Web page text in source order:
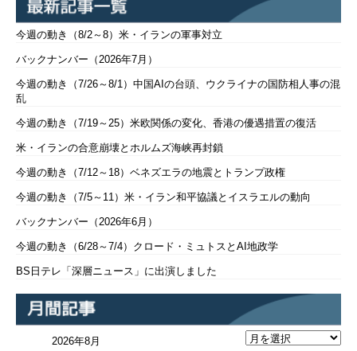
今週の動き（8/2～8）米・イランの軍事対立
バックナンバー（2026年7月）
今週の動き（7/26～8/1）中国AIの台頭、ウクライナの国防相人事の混
乱
今週の動き（7/19～25）米欧関係の変化、香港の優遇措置の復活
米・イランの合意崩壊とホルムズ海峡再封鎖
今週の動き（7/12～18）ベネズエラの地震とトランプ政権
今週の動き（7/5～11）米・イラン和平協議とイスラエルの動向
バックナンバー（2026年6月）
今週の動き（6/28～7/4）クロード・ミュトスとAI地政学
BS日テレ「深層ニュース」に出演しました
2026年8月